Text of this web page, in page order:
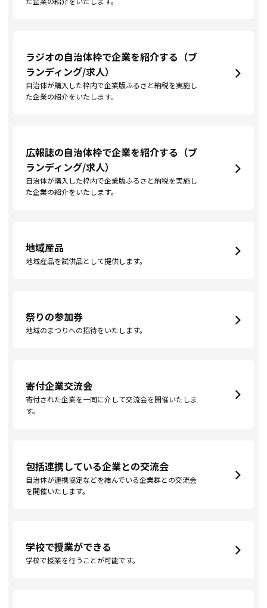
ラジオの自治体枠で企業を紹介する（ブ
ランディング/求人）
自治体が購入した枠内で企業版ふるさと納税を実施し
た企業の紹介をいたします。
広報誌の自治体枠で企業を紹介する（ブ
ランディング/求人）
自治体が購入した枠内で企業版ふるさと納税を実施し
た企業の紹介をいたします。
地域産品
地域産品を試供品として提供します。
祭りの参加券
地域のまつりへの招待をいたします。
寄付企業交流会
寄付された企業を一同に介して交流会を開催いたしま
す。
包括連携している企業との交流会
自治体が連携協定などを結んでいる企業群との交流会
を開催いたします。
学校で授業ができる
学校で授業を行うことが可能です。